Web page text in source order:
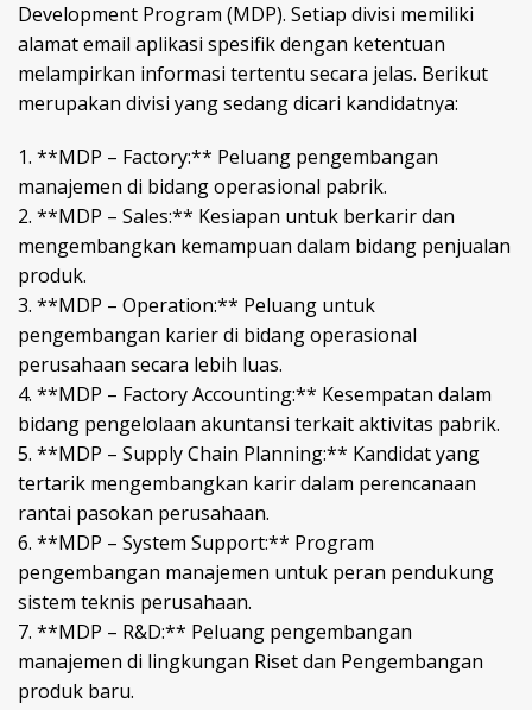
Development Program (MDP). Setiap divisi memiliki
alamat email aplikasi spesifik dengan ketentuan
melampirkan informasi tertentu secara jelas. Berikut
merupakan divisi yang sedang dicari kandidatnya:
1. **MDP – Factory:** Peluang pengembangan
manajemen di bidang operasional pabrik.
2. **MDP – Sales:** Kesiapan untuk berkarir dan
mengembangkan kemampuan dalam bidang penjualan
produk.
3. **MDP – Operation:** Peluang untuk
pengembangan karier di bidang operasional
perusahaan secara lebih luas.
4. **MDP – Factory Accounting:** Kesempatan dalam
bidang pengelolaan akuntansi terkait aktivitas pabrik.
5. **MDP – Supply Chain Planning:** Kandidat yang
tertarik mengembangkan karir dalam perencanaan
rantai pasokan perusahaan.
6. **MDP – System Support:** Program
pengembangan manajemen untuk peran pendukung
sistem teknis perusahaan.
7. **MDP – R&D:** Peluang pengembangan
manajemen di lingkungan Riset dan Pengembangan
produk baru.